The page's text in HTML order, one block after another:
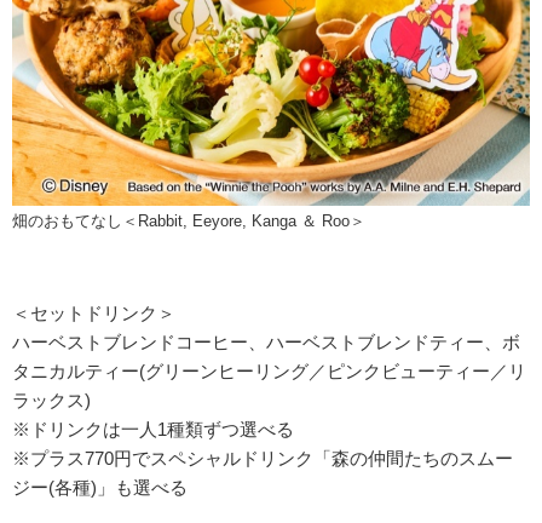
畑のおもてなし＜Rabbit, Eeyore, Kanga ＆ Roo＞
＜セットドリンク＞
ハーベストブレンドコーヒー、ハーベストブレンドティー、ボ
タニカルティー(グリーンヒーリング／ピンクビューティー／リ
ラックス)
※ドリンクは一人1種類ずつ選べる
※プラス770円でスペシャルドリンク「森の仲間たちのスムー
ジー(各種)」も選べる